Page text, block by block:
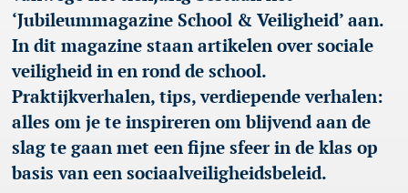
‘Jubileummagazine School & Veiligheid’ aan.
In dit magazine staan artikelen over sociale
veiligheid in en rond de school.
Praktijkverhalen, tips, verdiepende verhalen:
alles om je te inspireren om blijvend aan de
slag te gaan met een fijne sfeer in de klas op
basis van een sociaalveiligheidsbeleid.